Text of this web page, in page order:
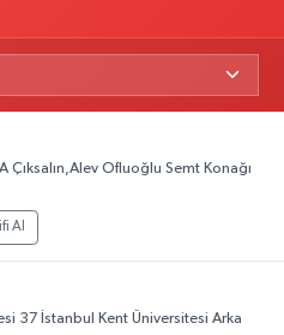
Çıksalın,Alev Ofluoğlu Semt Konağı
Al
37 İstanbul Kent Üniversitesi Arka